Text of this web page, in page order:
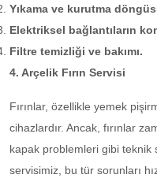
Yıkama ve kurutma
Elektriksel bağlantıların
Filtre temizliği ve bakımı.
4. Arçelik Fırın Servisi
Fırınlar, özellikle yemek
cihazlardır. Ancak, fırınlar
kapak problemleri gibi teknik
servisimiz, bu tür sorunları